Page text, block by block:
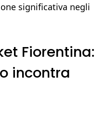
significativa negli
Fiorentina:
incontra